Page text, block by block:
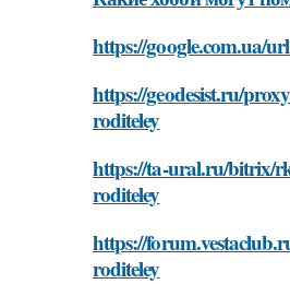
https://google.com.ua/
https://geodesist.ru/
roditeley
https://ta-ural.ru/bitrix/
roditeley
https://
roditeley